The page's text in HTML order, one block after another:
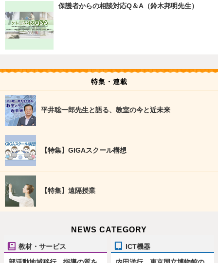
保護者からの相談対応Q＆A（鈴木邦明先生）
特集・連載
平井聡一郎先生と語る、教室の今と近未来
【特集】GIGAスクール構想
【特集】遠隔授業
NEWS CATEGORY
教材・サービス ICT機器